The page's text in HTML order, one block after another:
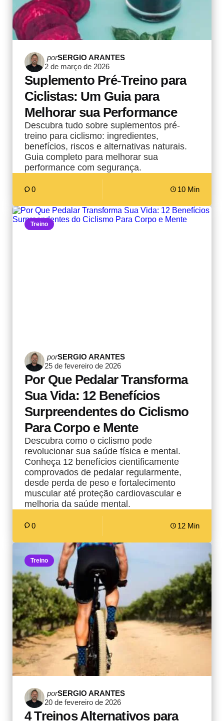
Postado
por
porSERGIO ARANTES
2 de março de 2026
Suplemento Pré-Treino para
Ciclistas: Um Guia para
Melhorar sua Performance
Descubra tudo sobre suplementos pré-
treino para ciclismo: ingredientes,
benefícios, riscos e alternativas naturais.
Guia completo para melhorar sua
performance com segurança.
0 10 Min
Treino
Postado
por
porSERGIO ARANTES
25 de fevereiro de 2026
Por Que Pedalar Transforma
Sua Vida: 12 Benefícios
Surpreendentes do Ciclismo
Para Corpo e Mente
Descubra como o ciclismo pode
revolucionar sua saúde física e mental.
Conheça 12 benefícios cientificamente
comprovados de pedalar regularmente,
desde perda de peso e fortalecimento
muscular até proteção cardiovascular e
melhoria da saúde mental.
0 12 Min
Treino
Postado
por
porSERGIO ARANTES
20 de fevereiro de 2026
4 Treinos Alternativos para